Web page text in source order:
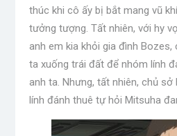
thúc khi cô ấy bị bắt mang vũ
tưởng tượng. Tất nhiên, với hy
anh em kia khỏi gia đình
ta xuống trái đất để nhóm lính
anh ta. Nhưng, tất nhiên, chủ
lính đánh thuê tự hỏi Mitsuha